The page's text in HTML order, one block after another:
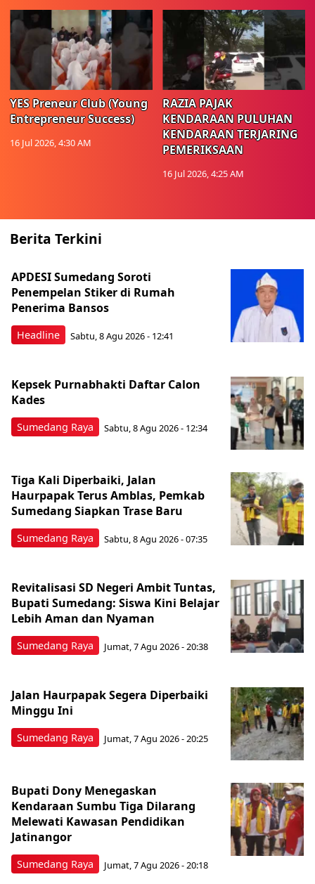
YES Preneur Club (Young
Entrepreneur Success)
16 Jul 2026, 4:30 AM
RAZIA PAJAK
KENDARAAN PULUHAN
KENDARAAN TERJARING
PEMERIKSAAN
16 Jul 2026, 4:25 AM
Berita Terkini
Headline
APDESI Sumedang Soroti
Penempelan Stiker di Rumah
Penerima Bansos
Sabtu, 8 Agu 2026 - 12:41
Sumedang Raya
Kepsek Purnabhakti Daftar Calon
Kades
Sabtu, 8 Agu 2026 - 12:34
Sumedang Raya
Tiga Kali Diperbaiki, Jalan
Haurpapak Terus Amblas, Pemkab
Sumedang Siapkan Trase Baru
Sabtu, 8 Agu 2026 - 07:35
Sumedang Raya
Revitalisasi SD Negeri Ambit Tuntas,
Bupati Sumedang: Siswa Kini Belajar
Lebih Aman dan Nyaman
Jumat, 7 Agu 2026 - 20:38
Sumedang Raya
Jalan Haurpapak Segera Diperbaiki
Minggu Ini
Jumat, 7 Agu 2026 - 20:25
Sumedang Raya
Bupati Dony Menegaskan
Kendaraan Sumbu Tiga Dilarang
Melewati Kawasan Pendidikan
Jatinangor
Jumat, 7 Agu 2026 - 20:18